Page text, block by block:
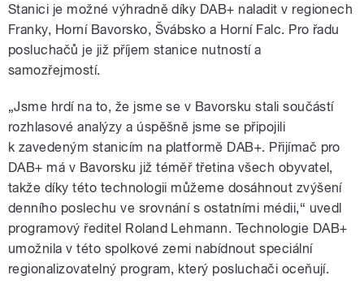
Stanici je možné výhradně díky DAB+ naladit v regionech
Franky, Horní Bavorsko, Švábsko a Horní Falc. Pro řadu
posluchačů je již příjem stanice nutností a
samozřejmostí.
„Jsme hrdí na to, že jsme se v Bavorsku stali součástí
rozhlasové analýzy a úspěšně jsme se připojili
k zavedeným stanicím na platformě DAB+. Přijímač pro
DAB+ má v Bavorsku již téměř třetina všech obyvatel,
takže díky této technologii můžeme dosáhnout zvýšení
denního poslechu ve srovnání s ostatními médii,“ uvedl
programový ředitel Roland Lehmann. Technologie DAB+
umožnila v této spolkové zemi nabídnout speciální
regionalizovatelný program, který posluchači oceňují.